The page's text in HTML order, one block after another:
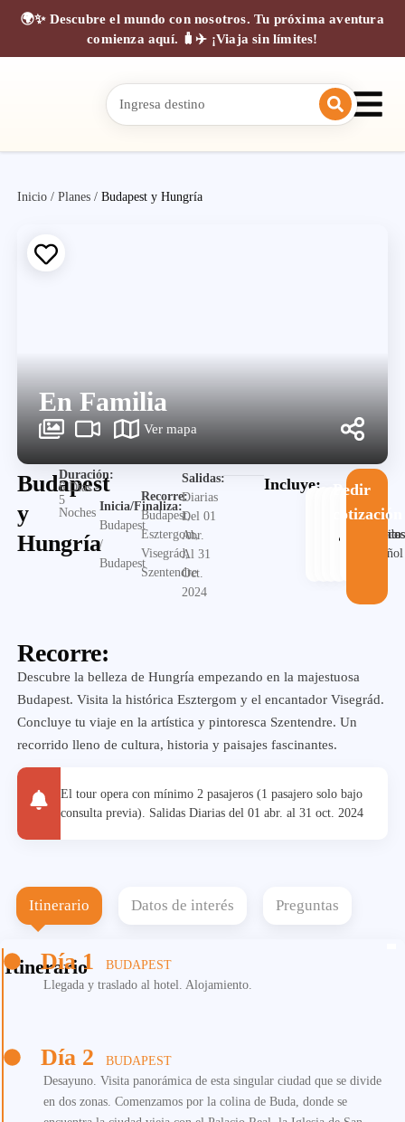
🌍✨ Descubre el mundo con nosotros. Tu próxima aventura
comienza aquí. 🧳✈️ ¡Viaja sin límites!
Inicio /Planes /Budapest y Hungría
En Familia
Ver mapa
Budapest
y
Hungría
Duración:
6 Días -
5
Noches Inicia/Finaliza:
Budapest
/
Budapest
Recorre:
Budapest,
Esztergom,
Visegrád,
Szentendre
Salidas:
Diarias
Del 01
Abr.
Al 31
Oct.
2024
Incluye:
Alojamiento
Desayuno
Traslados
Guia
español
Visitas
Pedir
cotización
Recorre:
Descubre la belleza de Hungría empezando en la majestuosa
Budapest. Visita la histórica Esztergom y el encantador Visegrád.
Concluye tu viaje en la artística y pintoresca Szentendre. Un
recorrido lleno de cultura, historia y paisajes fascinantes.
El tour opera con mínimo 2 pasajeros (1 pasajero solo bajo
consulta previa). Salidas Diarias del 01 abr. al 31 oct. 2024
Itinerario Datos de interés Preguntas
Itinerario
Día 1
BUDAPEST
Llegada y traslado al hotel. Alojamiento.
Día 2
BUDAPEST
Desayuno. Visita panorámica de esta singular ciudad que se divide
en dos zonas. Comenzamos por la colina de Buda, donde se